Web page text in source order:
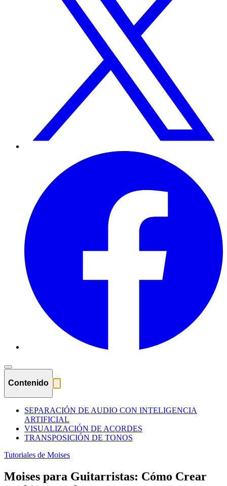
Contenido
SEPARACIÓN DE AUDIO CON INTELIGENCIA
ARTIFICIAL
VISUALIZACIÓN DE ACORDES
TRANSPOSICIÓN DE TONOS
Tutoriales de Moises
Moises para Guitarristas: Cómo Crear